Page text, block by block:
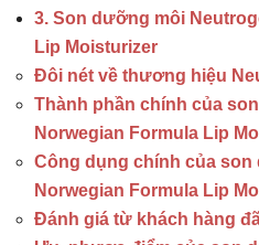
3. Son dưỡng môi
Lip Moisturizer
Đôi nét về thương hiệu
Thành phần chính của
Norwegian Formula Lip
Công dụng chính của
Norwegian Formula Lip
Đánh giá từ khách hàng